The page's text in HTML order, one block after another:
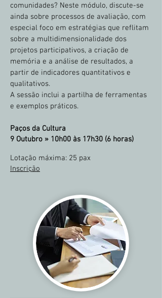
comunidades? Neste módulo, discute-se
ainda sobre processos de avaliação, com
especial foco em estratégias que reflitam
sobre a multidimensionalidade dos
projetos participativos, a criação de
memória e a análise de resultados, a
partir de indicadores quantitativos e
qualitativos.
A sessão inclui a partilha de ferramentas
e exemplos práticos.
Paços da Cultura
9 Outubro » 10h00 às 17h30 (6 horas)
Lotação máxima: 25 pax
Inscrição